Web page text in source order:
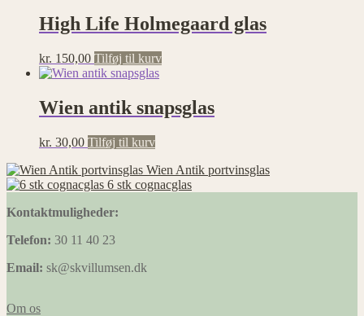
High Life Holmegaard glas
kr. 150,00 Tilføj til kurv
Wien antik snapsglas
kr. 30,00 Tilføj til kurv
Wien Antik portvinsglas
6 stk cognacglas
Kontaktmuligheder:
Telefon: 30 11 40 23
Email: sk@skvillumsen.dk
Om os